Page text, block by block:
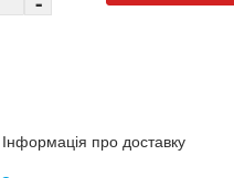
Інформація про доставку